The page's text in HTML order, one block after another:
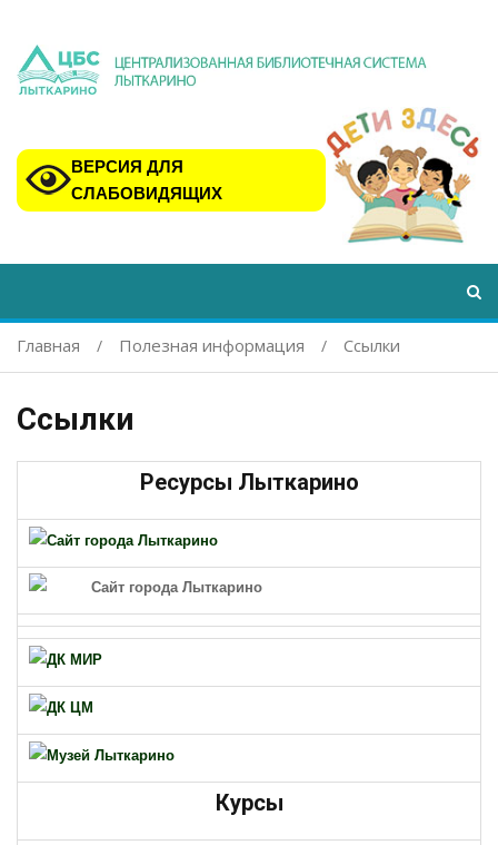
ВЕРСИЯ ДЛЯ
СЛАБОВИДЯЩИХ
Главная Полезная информация Ссылки
Ссылки
Ресурсы Лыткарино
Курсы